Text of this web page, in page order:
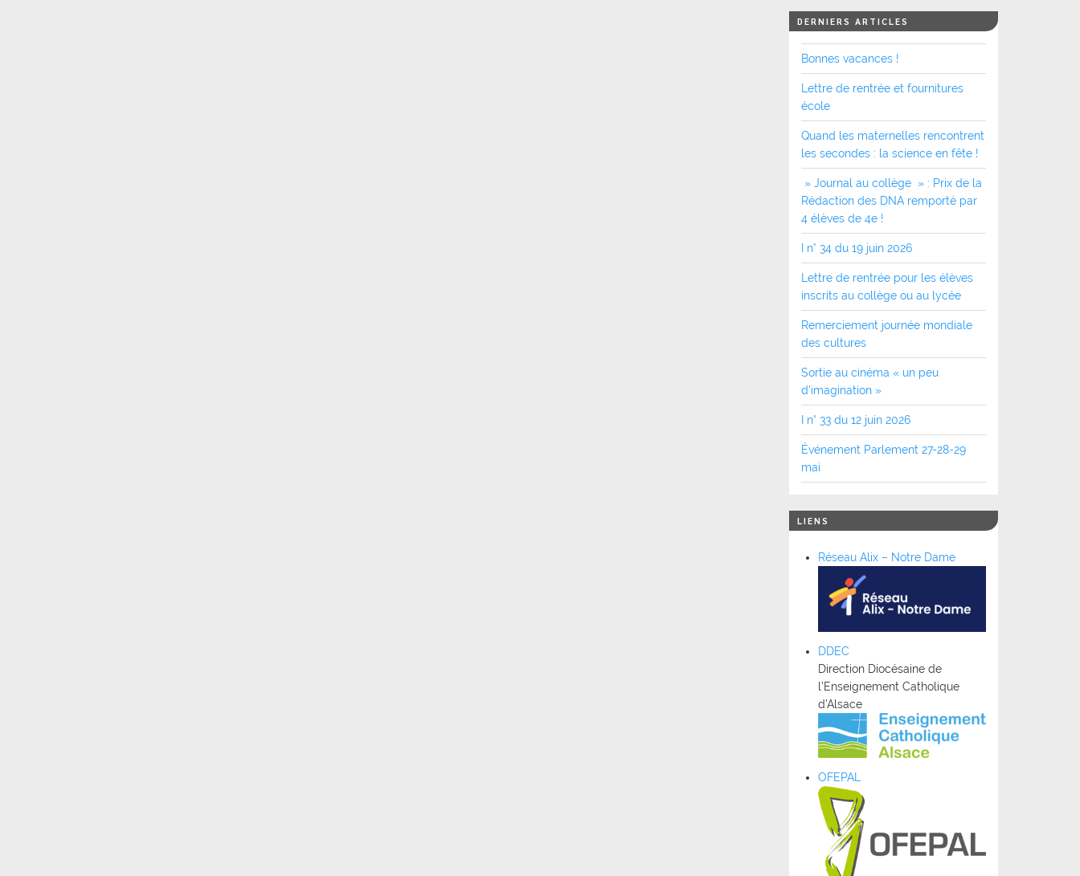
DERNIERS ARTICLES
Bonnes vacances !
Lettre de rentrée et fournitures
école
Quand les maternelles rencontrent
les secondes : la science en fête !
» Journal au collège » : Prix de la
Rédaction des DNA remporté par
4 élèves de 4e !
I n° 34 du 19 juin 2026
Lettre de rentrée pour les élèves
inscrits au collège ou au lycée
Remerciement journée mondiale
des cultures
Sortie au cinéma « un peu
d’imagination »
I n° 33 du 12 juin 2026
Événement Parlement 27-28-29
mai
LIENS
Réseau Alix – Notre Dame
DDEC
Direction Diocésaine de
l’Enseignement Catholique
d’Alsace
OFEPAL